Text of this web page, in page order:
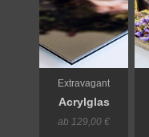
Extravagant
Acrylglas
ab 129,00 €